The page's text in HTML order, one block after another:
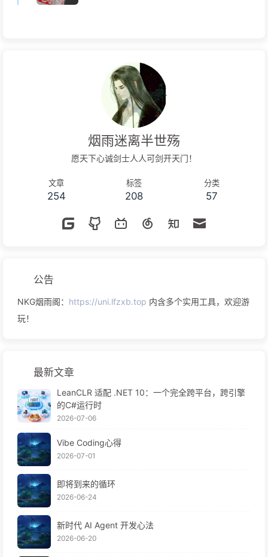
烟雨迷离半世殇
愿天下心诚剑士人人可剑开天门！
文章
254
标签
208
分类
57
公告
NKG烟雨阁： https://uni.lfzxb.top 内含多个实用工具，欢迎游
玩！
最新文章
LeanCLR 适配 .NET 10：一个完全跨平台，跨引擎
的C#运行时
2026-07-06
Vibe Coding心得
2026-07-01
即将到来的循环
2026-06-24
新时代 AI Agent 开发心法
2026-06-20